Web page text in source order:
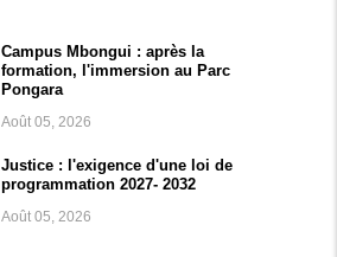
Campus Mbongui : après la
formation, l'immersion au Parc
Pongara
Août 05, 2026
Justice : l'exigence d'une loi de
programmation 2027- 2032
Août 05, 2026